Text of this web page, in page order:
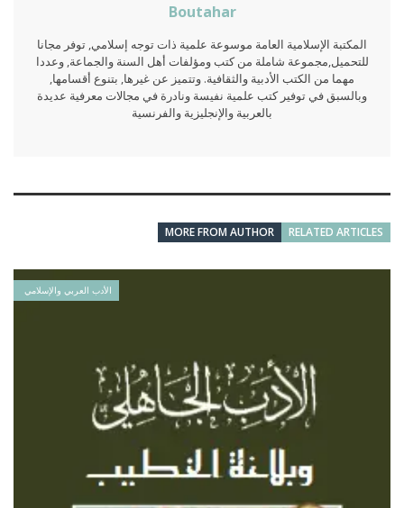
Boutahar
المكتبة الإسلامية العامة موسوعة علمية ذات توجه إسلامي, توفر مجانا
للتحميل,مجموعة شاملة من كتب ومؤلفات أهل السنة والجماعة, وعددا
مهما من الكتب الأدبية والثقافية. وتتميز عن غيرها, بتنوع أقسامها,
وبالسبق في توفير كتب علمية نفيسة ونادرة في مجالات معرفية عديدة
بالعربية والإنجليزية والفرنسية
RELATED ARTICLES
MORE FROM AUTHOR
الأدب العربي والإسلامي